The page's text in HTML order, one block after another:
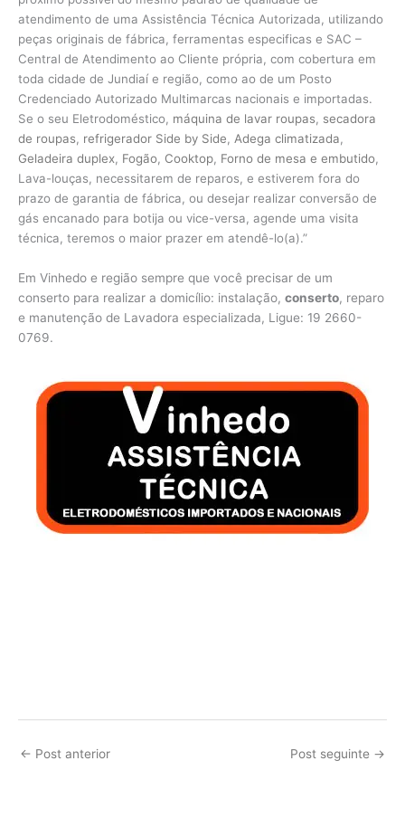
atendimento de uma Assistência Técnica Autorizada, utilizando
peças originais de fábrica, ferramentas especificas e SAC –
Central de Atendimento ao Cliente própria, com cobertura em
toda cidade de Jundiaí e região, como ao de um Posto
Credenciado Autorizado Multimarcas nacionais e importadas.
Se o seu Eletrodoméstico, máquina de lavar roupas, secadora
de roupas, refrigerador Side by Side, Adega climatizada,
Geladeira duplex, Fogão, Cooktop, Forno de mesa e embutido,
Lava-louças, necessitarem de reparos, e estiverem fora do
prazo de garantia de fábrica, ou desejar realizar conversão de
gás encanado para botija ou vice-versa, agende uma visita
técnica, teremos o maior prazer em atendê-lo(a).”
Em Vinhedo e região sempre que você precisar de um
conserto para realizar a domicílio: instalação, conserto, reparo
e manutenção de Lavadora especializada, Ligue: 19 2660-
0769.
← Post anterior Post seguinte →